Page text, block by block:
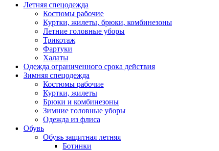
Летняя спецодежда
Костюмы рабочие
Куртки, жилеты, брюки, комбинезоны
Летние головные уборы
Трикотаж
Фартуки
Халаты
Одежда ограниченного срока действия
Зимняя спецодежда
Костюмы рабочие
Куртки, жилеты
Брюки и комбинезоны
Зимние головные уборы
Одежда из флиса
Обувь
Обувь защитная летняя
Ботинки